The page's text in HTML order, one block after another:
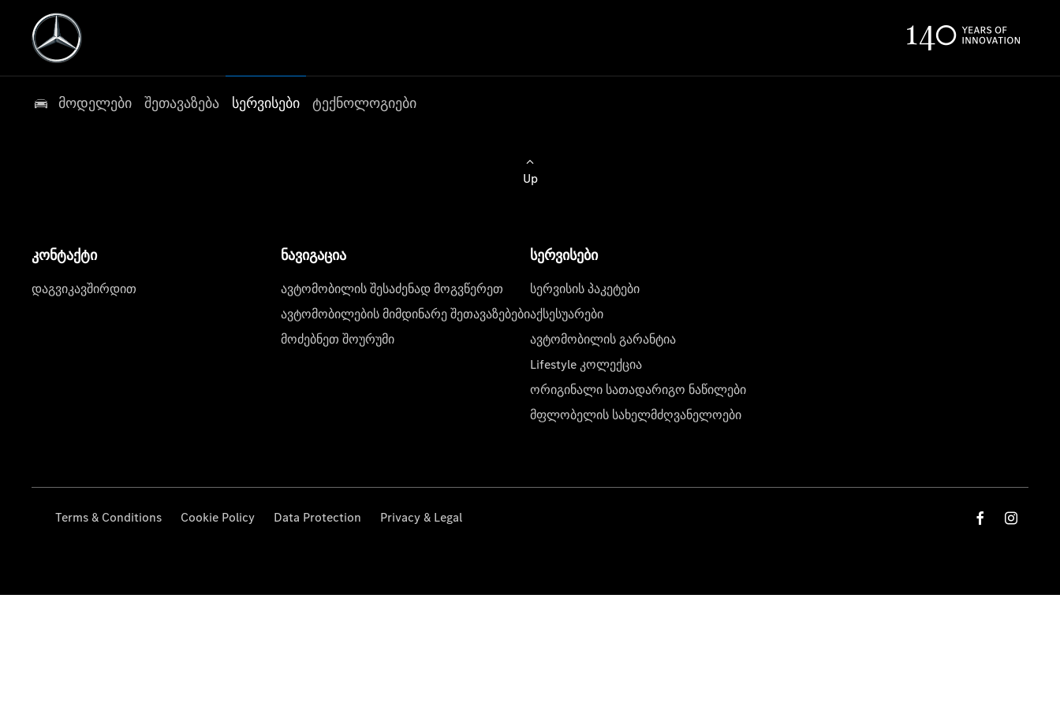
მოდელები შეთავაზება სერვისები ტექნოლოგიები
Up
კონტაქტი
დაგვიკავშირდით
ნავიგაცია
ავტომობილის შესაძენად მოგვწერეთ
ავტომობილების მიმდინარე შეთავაზებები
მოძებნეთ შოურუმი
სერვისები
სერვისის პაკეტები
აქსესუარები
ავტომობილის გარანტია
Lifestyle კოლექცია
ორიგინალი სათადარიგო ნაწილები
მფლობელის სახელმძღვანელოები
Terms & Conditions Cookie Policy Data Protection Privacy & Legal